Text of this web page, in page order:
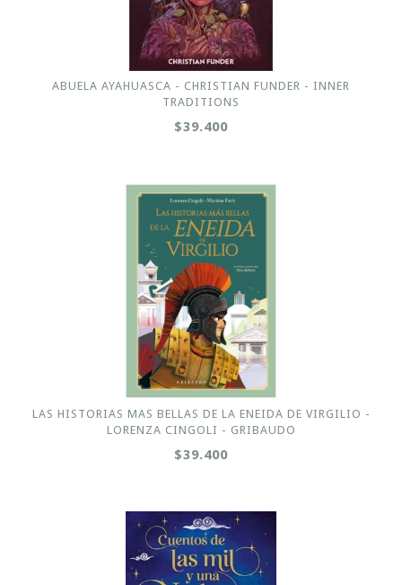
ABUELA AYAHUASCA - CHRISTIAN FUNDER - INNER
TRADITIONS
$39.400
LAS HISTORIAS MAS BELLAS DE LA ENEIDA DE VIRGILIO -
LORENZA CINGOLI - GRIBAUDO
$39.400